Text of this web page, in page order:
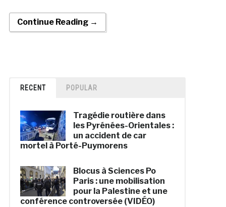
Continue Reading →
RECENT POPULAR
Tragédie routière dans
les Pyrénées-Orientales :
un accident de car
mortel à Porté-Puymorens
Blocus à Sciences Po
Paris : une mobilisation
pour la Palestine et une
conférence controversée (VIDÉO)